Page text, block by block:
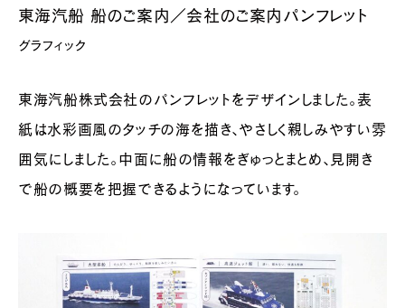
東海汽船 船のご案内／会社のご案内パンフレット
グラフィック
東海汽船株式会社のパンフレットをデザインしました。表
紙は水彩画風のタッチの海を描き、やさしく親しみやすい雰
囲気にしました。中面に船の情報をぎゅっとまとめ、見開き
で船の概要を把握できるようになっています。